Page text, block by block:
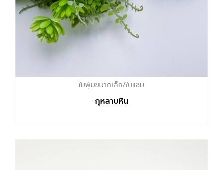
ใบพุ่มขนาดเล็ก/ใบแซม
กุหลาบหิน